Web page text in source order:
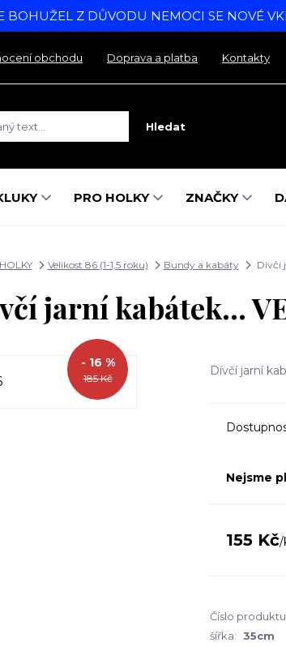
BOHUŽEL Z DŮVODU NEMOCI SE NOVÉ
obchodu Doprava a platba Kontakty
Hledat
PRO HOLKY ZNAČKY
Velikost 86 (1-1,5 roku) Bundy a kabáty Dívčí
jarní kabátek...
185 Kč
- 16 %
Dívčí jarní
Nejsme
155 Kč/
Číslo
šířka: 35cm